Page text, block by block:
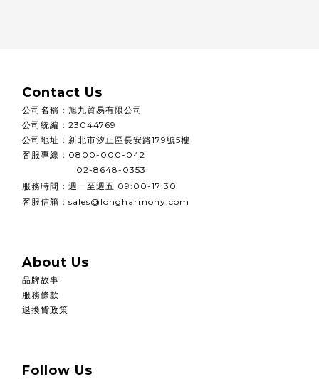
Contact Us
公司名稱 ： 旭九貿易有限公司
公司統編 ： 23044769
公司地址： 新北市汐止區長安路179號5樓
客服專線：0800-000-042
02-8648-0353
服務時間： 週一至週五 09:00-17:30
客服信箱：sales@longharmony.com
About Us
品牌故事
服務條款
退換貨政策
Follow Us